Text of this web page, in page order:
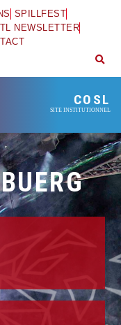
SPILLFEST
TL NEWSLETTER
COSL
SITE INSTITUTIONNEL